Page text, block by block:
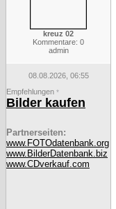
kreuz 02
Kommentare: 0
admin
08.08.2026, 06:55
Empfehlungen *
Bilder kaufen
Partnerseiten:
www.FOTOdatenbank.org
www.BilderDatenbank.biz
www.CDverkauf.com